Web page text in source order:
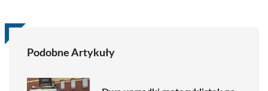
Podobne Artykuły